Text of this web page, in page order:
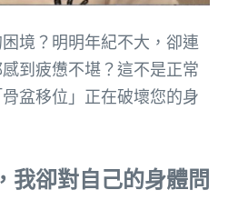
境？明明年紀不大，卻連
到疲憊不堪？這不是正常
盆移位」正在破壞您的身
我卻對自己的身體問